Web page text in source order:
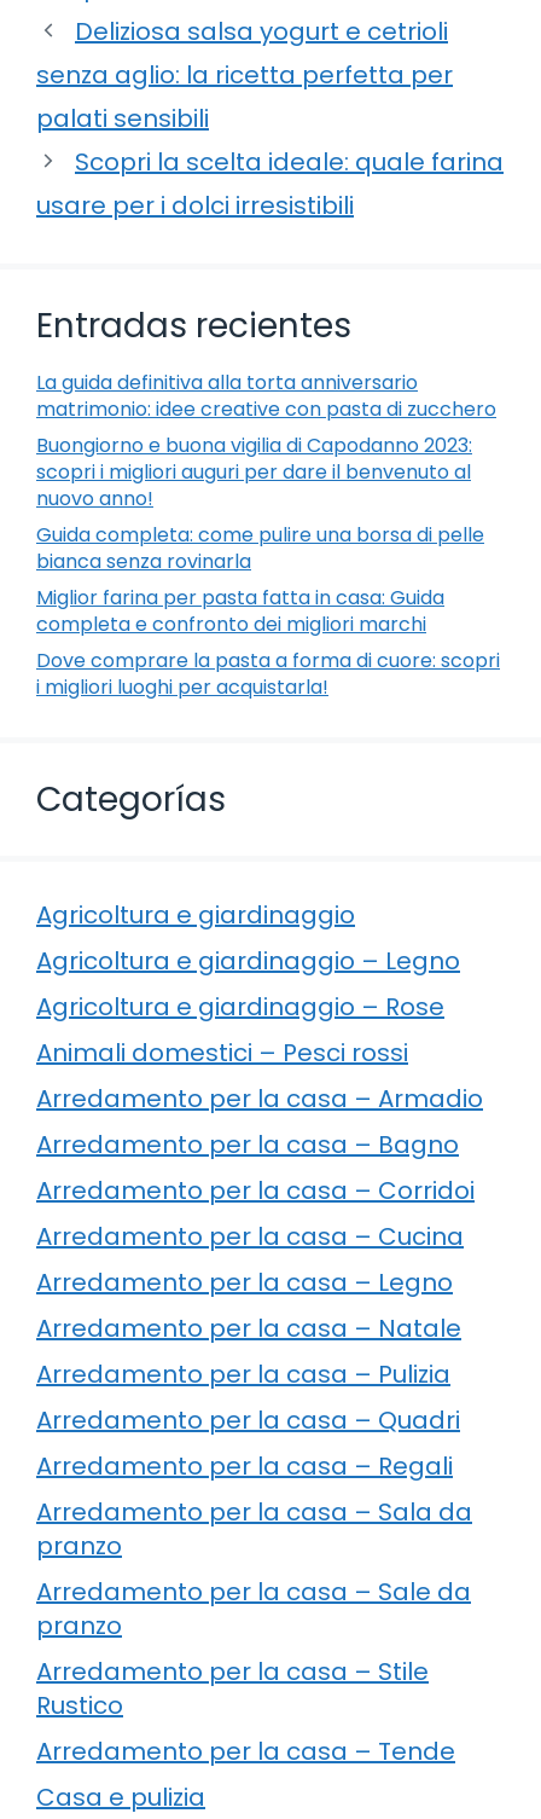
Deliziosa salsa yogurt e cetrioli
senza aglio: la ricetta perfetta per
palati sensibili
Scopri la scelta ideale: quale farina
usare per i dolci irresistibili
Entradas recientes
La guida definitiva alla torta anniversario
matrimonio: idee creative con pasta di zucchero
Buongiorno e buona vigilia di Capodanno 2023:
scopri i migliori auguri per dare il benvenuto al
nuovo anno!
Guida completa: come pulire una borsa di pelle
bianca senza rovinarla
Miglior farina per pasta fatta in casa: Guida
completa e confronto dei migliori marchi
Dove comprare la pasta a forma di cuore: scopri
i migliori luoghi per acquistarla!
Categorías
Agricoltura e giardinaggio
Agricoltura e giardinaggio – Legno
Agricoltura e giardinaggio – Rose
Animali domestici – Pesci rossi
Arredamento per la casa – Armadio
Arredamento per la casa – Bagno
Arredamento per la casa – Corridoi
Arredamento per la casa – Cucina
Arredamento per la casa – Legno
Arredamento per la casa – Natale
Arredamento per la casa – Pulizia
Arredamento per la casa – Quadri
Arredamento per la casa – Regali
Arredamento per la casa – Sala da
pranzo
Arredamento per la casa – Sale da
pranzo
Arredamento per la casa – Stile
Rustico
Arredamento per la casa – Tende
Casa e pulizia